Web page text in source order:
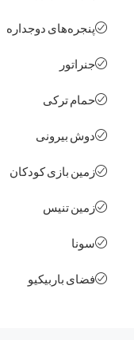
پنجره‌های دوجداره
جنراتور
حمام ترکی
دوش بیرونی
زمین بازی کودکان
زمین تنیس
سونا
فضای باربیکیو